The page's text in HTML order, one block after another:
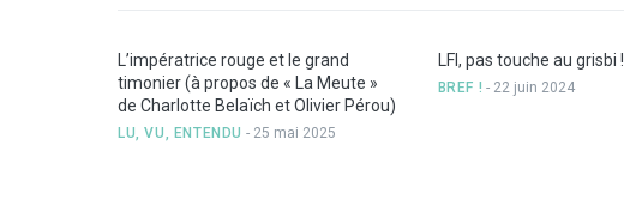
L’impératrice rouge et le grand
timonier (à propos de « La Meute »
de Charlotte Belaïch et Olivier Pérou)
LU, VU, ENTENDU - 25 mai 2025
LFI, pas touche au grisbi !
BREF ! - 22 juin 2024